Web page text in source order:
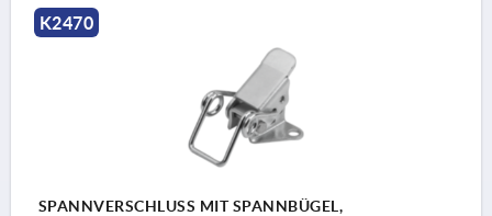
K2470
SPANNVERSCHLUSS MIT SPANNBÜGEL,